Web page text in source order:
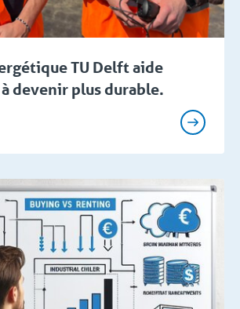
TU Delft aide
devenir plus durable.